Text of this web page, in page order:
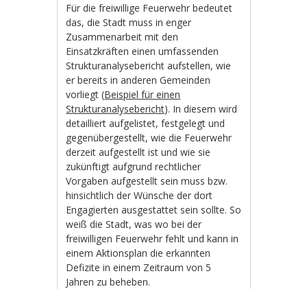
Für die freiwillige Feuerwehr bedeutet
das, die Stadt muss in enger
Zusammenarbeit mit den
Einsatzkräften einen umfassenden
Strukturanalysebericht aufstellen, wie
er bereits in anderen Gemeinden
vorliegt (Beispiel für einen
Strukturanalysebericht). In diesem wird
detailliert aufgelistet, festgelegt und
gegenübergestellt, wie die Feuerwehr
derzeit aufgestellt ist und wie sie
zukünftigt aufgrund rechtlicher
Vorgaben aufgestellt sein muss bzw.
hinsichtlich der Wünsche der dort
Engagierten ausgestattet sein sollte. So
weiß die Stadt, was wo bei der
freiwilligen Feuerwehr fehlt und kann in
einem Aktionsplan die erkannten
Defizite in einem Zeitraum von 5
Jahren zu beheben.